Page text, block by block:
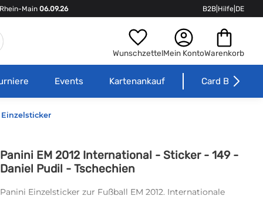
Main 06.09.26 B2B Hilfe DE
WunschzettelMein KontoWarenkorb
Events Kartenankauf Card Börse
Einzelsticker
Panini EM 2012 International - Sticker - 149 -
Daniel Pudil - Tschechien
Panini Einzelsticker zur Fußball EM 2012. Internationale